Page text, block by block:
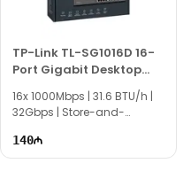
TP-Link TL-SG1016D 16-
Port Gigabit Desktop
Rackmount Switch
16x 1000Mbps | 31.6 BTU/h |
32Gbps | Store-and-
140